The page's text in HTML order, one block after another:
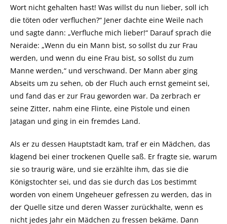
Wort nicht gehalten hast! Was willst du nun lieber, soll ich
die töten oder verfluchen?“ Jener dachte eine Weile nach
und sagte dann: „Verfluche mich lieber!“ Darauf sprach die
Neraide: „Wenn du ein Mann bist, so sollst du zur Frau
werden, und wenn du eine Frau bist, so sollst du zum
Manne werden,“ und verschwand. Der Mann aber ging
Abseits um zu sehen, ob der Fluch auch ernst gemeint sei,
und fand das er zur Frau geworden war. Da zerbrach er
seine Zitter, nahm eine Flinte, eine Pistole und einen
Jatagan und ging in ein fremdes Land.
Als er zu dessen Hauptstadt kam, traf er ein Mädchen, das
klagend bei einer trockenen Quelle saß. Er fragte sie, warum
sie so traurig wäre, und sie erzählte ihm, das sie die
Königstochter sei, und das sie durch das Los bestimmt
worden von einem Ungeheuer gefressen zu werden, das in
der Quelle sitze und deren Wasser zurückhalte, wenn es
nicht jedes Jahr ein Mädchen zu fressen bekäme. Dann